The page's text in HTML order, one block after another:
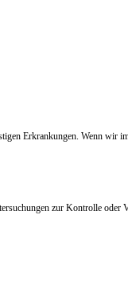
Erkrankungen. Wenn wir
zur Kontrolle